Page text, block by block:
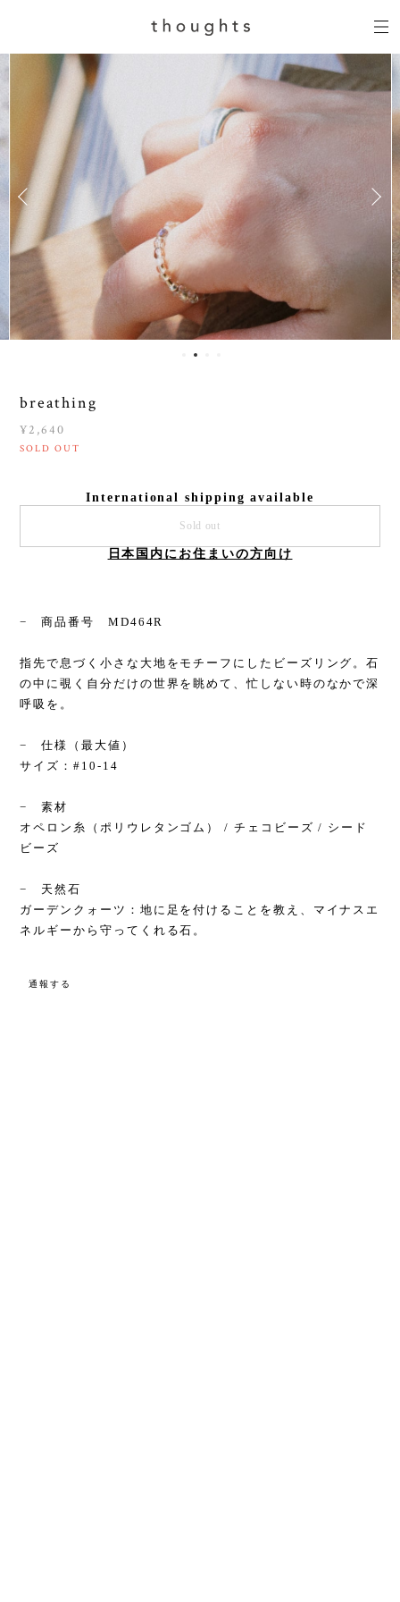
breathing
¥2,640
SOLD OUT
International shipping available
Sold out
日本国内にお住まいの方向け
− 商品番号 MD464R
指先で息づく小さな大地をモチーフにしたビーズリング。石
の中に覗く自分だけの世界を眺めて、忙しない時のなかで深
呼吸を。
− 仕様（最大値）
サイズ：#10-14
− 素材
オペロン糸（ポリウレタンゴム） / チェコビーズ / シード
ビーズ
− 天然石
ガーデンクォーツ：地に足を付けることを教え、マイナスエ
ネルギーから守ってくれる石。
通報する